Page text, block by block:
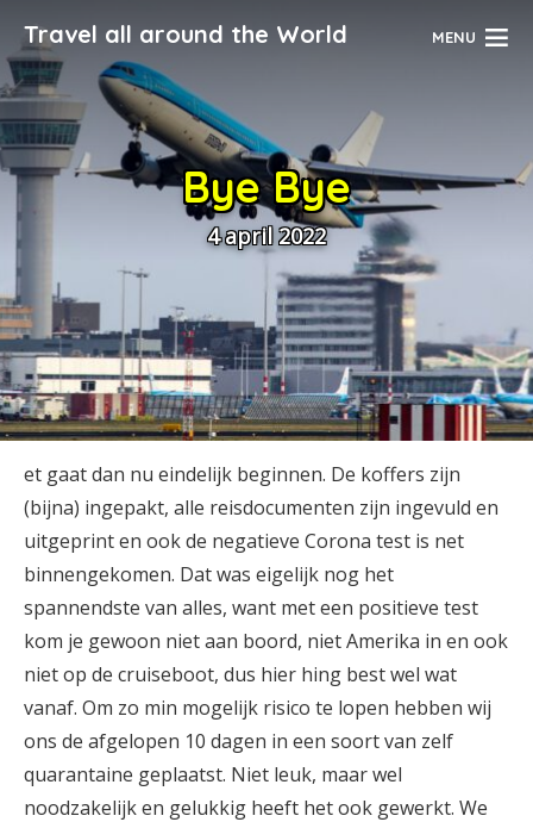
Travel all around the World MENU
Bye Bye
4 april 2022
et gaat dan nu eindelijk beginnen. De koffers zijn
(bijna) ingepakt, alle reisdocumenten zijn ingevuld en
uitgeprint en ook de negatieve Corona test is net
binnengekomen. Dat was eigelijk nog het
spannendste van alles, want met een positieve test
kom je gewoon niet aan boord, niet Amerika in en ook
niet op de cruiseboot, dus hier hing best wel wat
vanaf. Om zo min mogelijk risico te lopen hebben wij
ons de afgelopen 10 dagen in een soort van zelf
quarantaine geplaatst. Niet leuk, maar wel
noodzakelijk en gelukkig heeft het ook gewerkt. We